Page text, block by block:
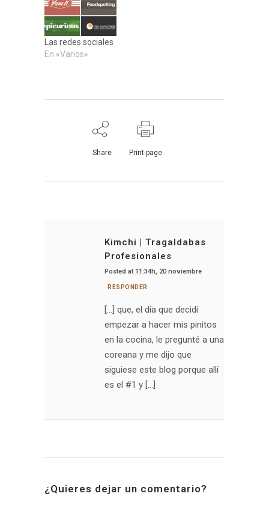
Las redes sociales
En «Varios»
Share Print page
Kimchi | Tragaldabas
Profesionales
Posted at 11:34h, 20 noviembre
RESPONDER
[…] que, el día que decidí
empezar a hacer mis pinitos
en la cocina, le pregunté a una
coreana y me dijo que
siguiese este blog porque allí
es el #1 y […]
¿Quieres dejar un comentario?